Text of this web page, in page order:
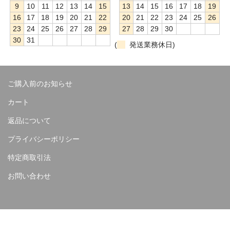
9
10 11 12 13 14
15
16
17 18 19 20 21
22
23
24 25 26 27 28
29
30
31
13
14 15 16 17 18
19
20
21 22 23 24 25
26
27
28 29
30
(
発送業務休日)
ご購入前のお知らせ
カート
返品について
プライバシーポリシー
特定商取引法
お問い合わせ